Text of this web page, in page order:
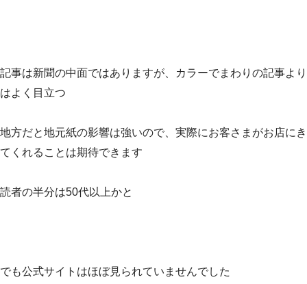
記事は新聞の中面ではありますが、カラーでまわりの記事より
はよく目立つ
地方だと地元紙の影響は強いので、実際にお客さまがお店にき
てくれることは期待できます
読者の半分は50代以上かと
でも公式サイトはほぼ見られていませんでした